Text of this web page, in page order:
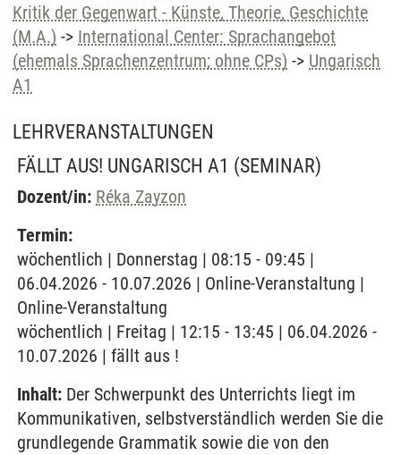
Kritik der Gegenwart - Künste, Theorie, Geschichte
(M.A.) -> International Center: Sprachangebot
(ehemals Sprachenzentrum; ohne CPs) -> Ungarisch
A1
LEHRVERANSTALTUNGEN
FÄLLT AUS! UNGARISCH A1 (SEMINAR)
Dozent/in: Réka Zayzon
Termin:
wöchentlich | Donnerstag | 08:15 - 09:45 |
06.04.2026 - 10.07.2026 | Online-Veranstaltung |
Online-Veranstaltung
wöchentlich | Freitag | 12:15 - 13:45 | 06.04.2026 -
10.07.2026 | fällt aus !
Inhalt: Der Schwerpunkt des Unterrichts liegt im
Kommunikativen, selbstverständlich werden Sie die
grundlegende Grammatik sowie die von den